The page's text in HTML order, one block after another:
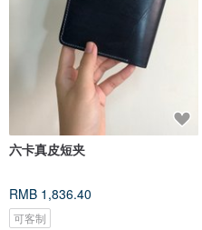
六卡真皮短夹
RMB 1,836.40
可客制